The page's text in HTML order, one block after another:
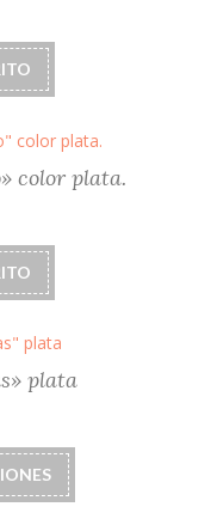
color plata.
plata
Este
producto
tiene